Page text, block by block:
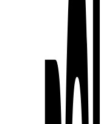
ein vererbter
Erbe
Wie
Körper ein und